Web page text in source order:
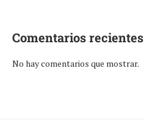
Comentarios recientes
No hay comentarios que mostrar.